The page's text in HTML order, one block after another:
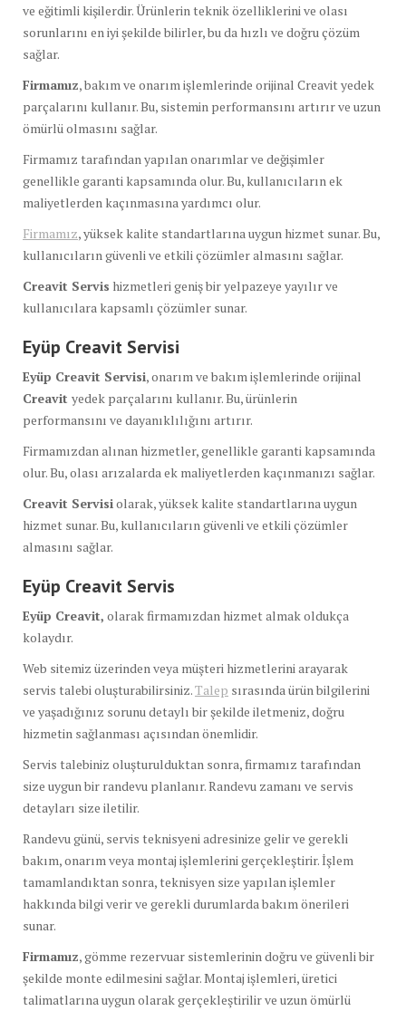
ve eğitimli kişilerdir. Ürünlerin teknik özelliklerini ve olası
sorunlarını en iyi şekilde bilirler, bu da hızlı ve doğru çözüm
sağlar.
Firmamız, bakım ve onarım işlemlerinde orijinal Creavit yedek
parçalarını kullanır. Bu, sistemin performansını artırır ve uzun
ömürlü olmasını sağlar.
Firmamız tarafından yapılan onarımlar ve değişimler
genellikle garanti kapsamında olur. Bu, kullanıcıların ek
maliyetlerden kaçınmasına yardımcı olur.
Firmamız, yüksek kalite standartlarına uygun hizmet sunar. Bu,
kullanıcıların güvenli ve etkili çözümler almasını sağlar.
Creavit Servis hizmetleri geniş bir yelpazeye yayılır ve
kullanıcılara kapsamlı çözümler sunar.
Eyüp Creavit Servisi
Eyüp Creavit Servisi, onarım ve bakım işlemlerinde orijinal
Creavit yedek parçalarını kullanır. Bu, ürünlerin
performansını ve dayanıklılığını artırır.
Firmamızdan alınan hizmetler, genellikle garanti kapsamında
olur. Bu, olası arızalarda ek maliyetlerden kaçınmanızı sağlar.
Creavit Servisiolarak, yüksek kalite standartlarına uygun
hizmet sunar. Bu, kullanıcıların güvenli ve etkili çözümler
almasını sağlar.
Eyüp Creavit Servis
Eyüp Creavit, olarak firmamızdan hizmet almak oldukça
kolaydır.
Web sitemiz üzerinden veya müşteri hizmetlerini arayarak
servis talebi oluşturabilirsiniz.Talep sırasında ürün bilgilerini
ve yaşadığınız sorunu detaylı bir şekilde iletmeniz, doğru
hizmetin sağlanması açısından önemlidir.
Servis talebiniz oluşturulduktan sonra, firmamız tarafından
size uygun bir randevu planlanır. Randevu zamanı ve servis
detayları size iletilir.
Randevu günü, servis teknisyeni adresinize gelir ve gerekli
bakım, onarım veya montaj işlemlerini gerçekleştirir. İşlem
tamamlandıktan sonra, teknisyen size yapılan işlemler
hakkında bilgi verir ve gerekli durumlarda bakım önerileri
sunar.
Firmamız, gömme rezervuar sistemlerinin doğru ve güvenli bir
şekilde monte edilmesini sağlar. Montaj işlemleri, üretici
talimatlarına uygun olarak gerçekleştirilir ve uzun ömürlü